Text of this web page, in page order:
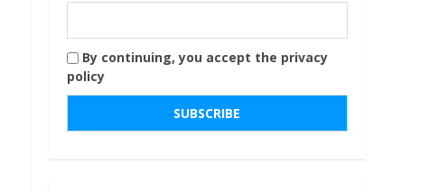
By continuing, you accept the privacy
policy